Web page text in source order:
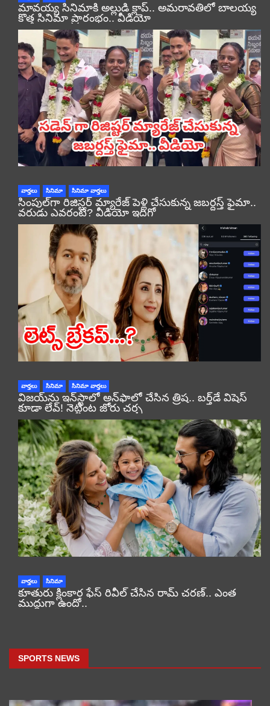
మావయ్య సినిమాకి అల్లుడి క్లాప్.. అమరావతిలో బాలయ్య
కొత్త సినిమా ప్రారంభం.. వీడియో
వార్తలు సినిమా సినిమా వార్తలు
సింపుల్‌గా రిజిస్టర్‌ మ్యారేజ్ పెళ్లి చేసుకున్న జబర్దస్త్ ఫైమా..
వరుడు ఎవరంటే? వీడియో ఇదిగో
వార్తలు సినిమా సినిమా వార్తలు
విజయ్‌ను ఇన్‌స్టాలో అన్‌ఫాలో చేసిన త్రిష.. బర్త్‌డే విషెస్
కూడా లేవ్! నెట్టింట జోరు చర్చ
వార్తలు సినిమా
కూతురు క్లింకార ఫేస్ రివీల్ చేసిన రామ్ చరణ్.. ఎంత
ముద్దుగా ఉందో..
SPORTS NEWS